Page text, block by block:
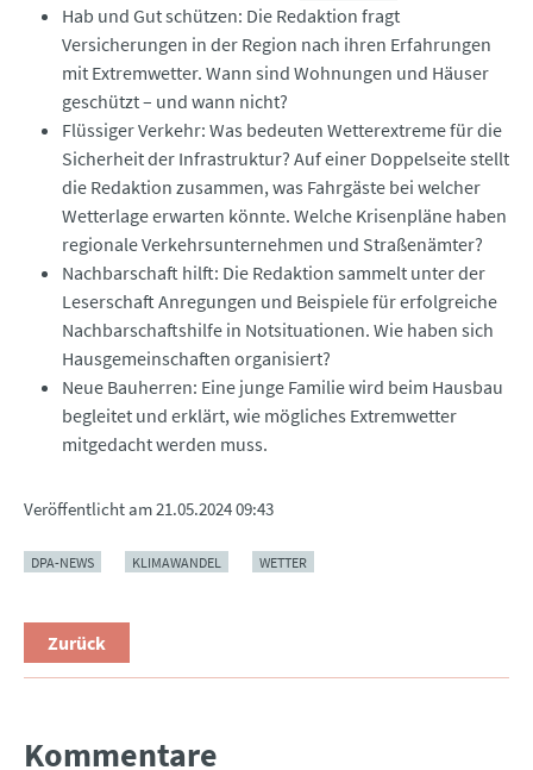
Hab und Gut schützen: Die Redaktion fragt
Versicherungen in der Region nach ihren Erfahrungen
mit Extremwetter. Wann sind Wohnungen und Häuser
geschützt – und wann nicht?
Flüssiger Verkehr: Was bedeuten Wetterextreme für die
Sicherheit der Infrastruktur? Auf einer Doppelseite stellt
die Redaktion zusammen, was Fahrgäste bei welcher
Wetterlage erwarten könnte. Welche Krisenpläne haben
regionale Verkehrsunternehmen und Straßenämter?
Nachbarschaft hilft: Die Redaktion sammelt unter der
Leserschaft Anregungen und Beispiele für erfolgreiche
Nachbarschaftshilfe in Notsituationen. Wie haben sich
Hausgemeinschaften organisiert?
Neue Bauherren: Eine junge Familie wird beim Hausbau
begleitet und erklärt, wie mögliches Extremwetter
mitgedacht werden muss.
Veröffentlicht am21.05.2024 09:43
DPA-NEWS KLIMAWANDEL WETTER
Zurück
Kommentare